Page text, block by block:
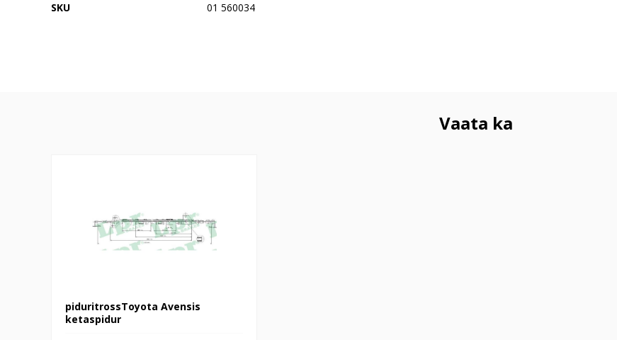
SKU 01 560034
Vaata ka
piduritrossToyota Avensis
ketaspidur